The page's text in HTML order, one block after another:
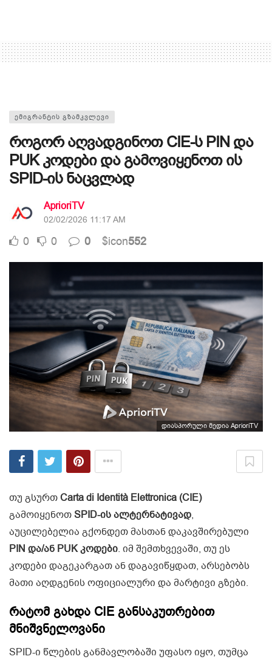
ᲔᲛᲘᲒᲠᲐᲜᲢᲘᲡ ᲒᲖᲐᲛᲙᲕᲚᲔᲕᲘ
როგორ აღვადგინოთ CIE-ს PIN და
PUK კოდები და გამოვიყენოთ ის
SPID-ის ნაცვლად
AprioriTV
02/02/2026 11:17 AM
0 0 0 $icon552
დიასპორული მედია AprioriTV
თუ გსურთCarta di Identità Elettronica (CIE)
გამოიყენოთSPID-ის ალტერნატივად,
აუცილებელია გქონდეთ მასთან დაკავშირებული
PIN და/ან PUK კოდები. იმ შემთხვევაში, თუ ეს
კოდები დაგეკარგათ ან დაგავიწყდათ, არსებობს
მათი აღდგენის ოფიციალური და მარტივი გზები.
რატომ გახდა CIE განსაკუთრებით
მნიშვნელოვანი
SPID-ი წლების განმავლობაში უფასო იყო, თუმცა